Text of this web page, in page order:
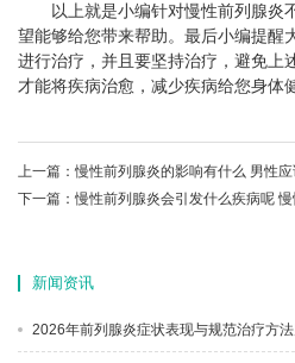
以上就是小编针对慢性前列腺炎
望能够给您带来帮助。最后小编提醒
进行治疗，并且要坚持治疗，避免上
才能将疾病治愈，减少疾病给您身体
上一篇：慢性前列腺炎的影响有什么 男性
下一篇：慢性前列腺炎会引发什么疾病呢
新闻资讯
2026年前列腺炎症状表现与规范治疗方